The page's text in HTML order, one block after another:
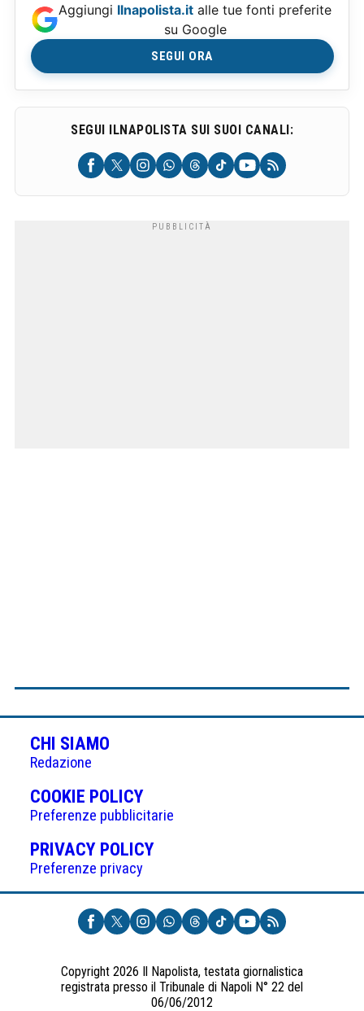
Aggiungi Ilnapolista.it alle tue fonti preferite
su Google
SEGUI ORA
SEGUI ILNAPOLISTA SUI SUOI CANALI:
CHI SIAMO
Redazione
COOKIE POLICY(APRE
IN
UNA
NUOVA
Preferenze pubblicitarie
PRIVACY POLICY(APRE
UNA
NUOVA
SCHEDA)
Preferenze privacy
Copyright 2026 Il Napolista, testata giornalistica
registrata presso il Tribunale di Napoli N° 22 del
06/06/2012